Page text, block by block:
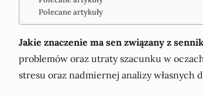
Polecane artykuły
Jakie znaczenie ma sen związany z
problemów oraz utraty szacunku w
stresu oraz nadmiernej analizy własnych